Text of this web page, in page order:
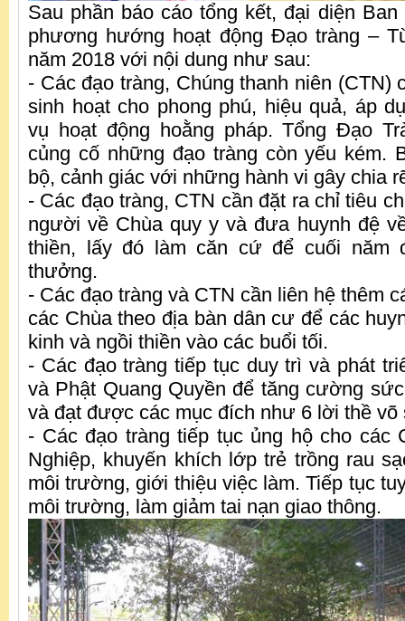
Sau phần báo cáo tổng kết, đại diện
phương hướng hoạt động Đạo tràng –
năm 2018 với nội dung như sau:
- Các đạo tràng, Chúng thanh niên (CTN)
sinh hoạt cho phong phú, hiệu quả, áp
vụ hoạt động hoằng pháp. Tổng Đạo
củng cố những đạo tràng còn yếu kém.
bộ, cảnh giác với những hành vi gây chia
- Các đạo tràng, CTN cần đặt ra chỉ tiêu
người về Chùa quy y và đưa huynh đệ
thiền, lấy đó làm căn cứ để cuối năm
thưởng.
- Các đạo tràng và CTN cần liên hệ thêm
các Chùa theo địa bàn dân cư để các
kinh và ngồi thiền vào các buổi tối.
- Các đạo tràng tiếp tục duy trì và phát
và Phật Quang Quyền để tăng cường
và đạt được các mục đích như 6 lời thề võ
- Các đạo tràng tiếp tục ủng hộ cho các
Nghiệp, khuyến khích lớp trẻ trồng rau
môi trường, giới thiệu việc làm. Tiếp tục
môi trường, làm giảm tai nạn giao thông.